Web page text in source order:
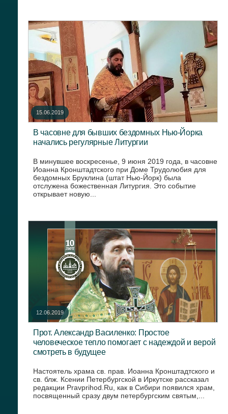
15.06.2019
В часовне для бывших бездомных Нью-Йорка
начались регулярные Литургии
В минувшее воскресенье, 9 июня 2019 года, в часовне
Иоанна Кронштадтского при Доме Трудолюбия для
бездомных Бруклина (штат Нью-Йорк) была
отслужена божественная Литургия. Это событие
открывает новую...
12.06.2019
Прот. Александр Василенко: Простое
человеческое тепло помогает с надеждой и верой
смотреть в будущее
Настоятель храма св. прав. Иоанна Кронштадтского и
св. блж. Ксении Петербургской в Иркутске рассказал
редакции Pravprihod.Ru, как в Сибири появился храм,
посвященный сразу двум петербургским святым,...